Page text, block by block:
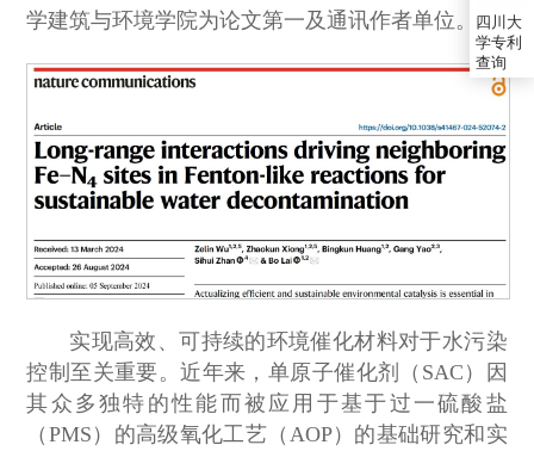
学建筑与环境学院为论文第一及通讯作者单位。
实现高效、可持续的环境催化材料对于水污染
控制至关重要。近年来，单原子催化剂（SAC）因
其众多独特的性能而被应用于基于过一硫酸盐
（PMS）的高级氧化工艺（AOP）的基础研究和实
四川大
学专利
查询